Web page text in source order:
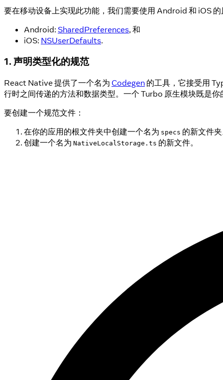
要在移动设备上实现此功能，我们需要使用 Android 和 iOS
Android: SharedPreferences, 和
iOS: NSUserDefaults.
1. 声明类型化的规范
React Native 提供了一个名为 Codegen 的工具，它接受用
行时之间传递的方法和数据类型。一个 Turbo 原生模块既是
要创建一个规范文件：
在你的应用的根文件夹中创建一个名为 specs 的新文件
创建一个名为 NativeLocalStorage.ts 的新文件。